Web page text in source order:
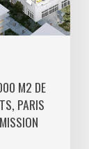
M2 DE
PARIS